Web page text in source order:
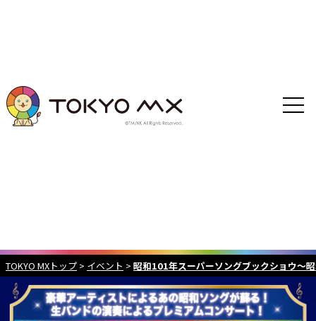
TOKYO MXトップ > イベント > 昭和101年スーパーソングブックショウ～